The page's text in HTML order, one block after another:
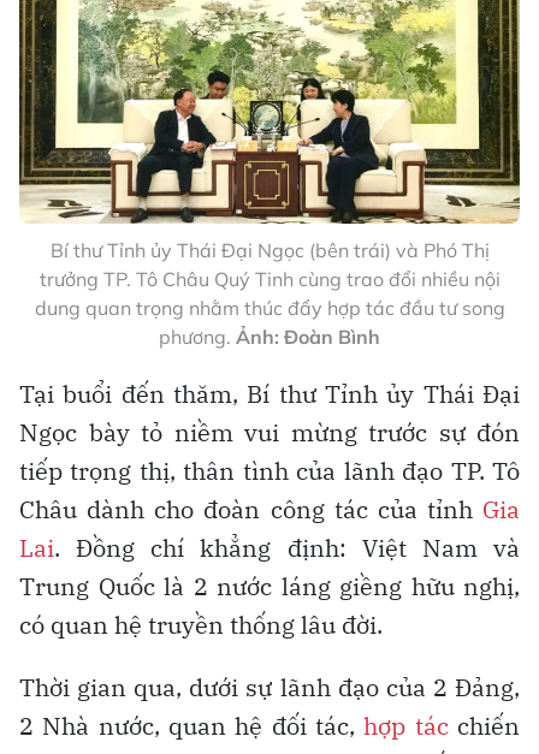
Bí thư Tỉnh ủy Thái Đại Ngọc (bên trái) và Phó Thị
trưởng TP. Tô Châu Quý Tinh cùng trao đổi nhiều nội
dung quan trọng nhằm thúc đẩy hợp tác đầu tư song
phương. Ảnh: Đoàn Bình
Tại buổi đến thăm, Bí thư Tỉnh ủy Thái Đại
Ngọc bày tỏ niềm vui mừng trước sự đón
tiếp trọng thị, thân tình của lãnh đạo TP. Tô
Châu dành cho đoàn công tác của tỉnh Gia
Lai. Đồng chí khẳng định: Việt Nam và
Trung Quốc là 2 nước láng giềng hữu nghị,
có quan hệ truyền thống lâu đời.
Thời gian qua, dưới sự lãnh đạo của 2 Đảng,
2 Nhà nước, quan hệ đối tác,hợp tácchiến